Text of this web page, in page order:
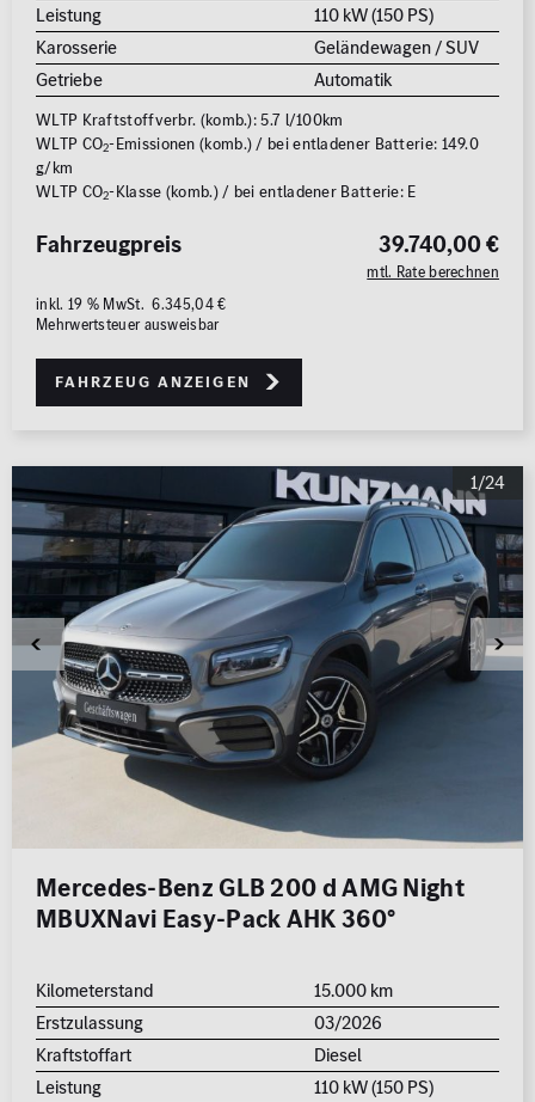
Leistung
110 kW (150 PS)
Karosserie
Geländewagen / SUV
Getriebe
Automatik
WLTP Kraftstoffverbr. (komb.): 5.7 l/100km
WLTP CO2-Emissionen (komb.) / bei entladener Batterie: 149.0
g/km
WLTP CO2-Klasse (komb.) / bei entladener Batterie: E
39.740,00 €
mtl. Rate berechnen
Fahrzeugpreis
inkl. 19 % MwSt. 6.345,04 €
Mehrwertsteuer ausweisbar
Fahrzeug anzeigen
1/24
Mercedes-Benz GLB 200 d AMG Night
MBUXNavi Easy-Pack AHK 360°
Kilometerstand
15.000 km
Erstzulassung
03/2026
Kraftstoffart
Diesel
Leistung
110 kW (150 PS)